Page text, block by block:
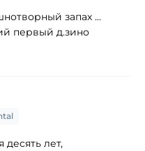
запах ...
первый д.зино
десять лет,